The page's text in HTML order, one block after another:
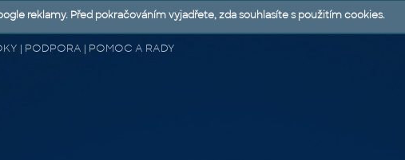
| PODPORA | POMOC A RADY
reklamy. Před pokračováním vyjadřete, zda souhlasíte s použitím cookies.